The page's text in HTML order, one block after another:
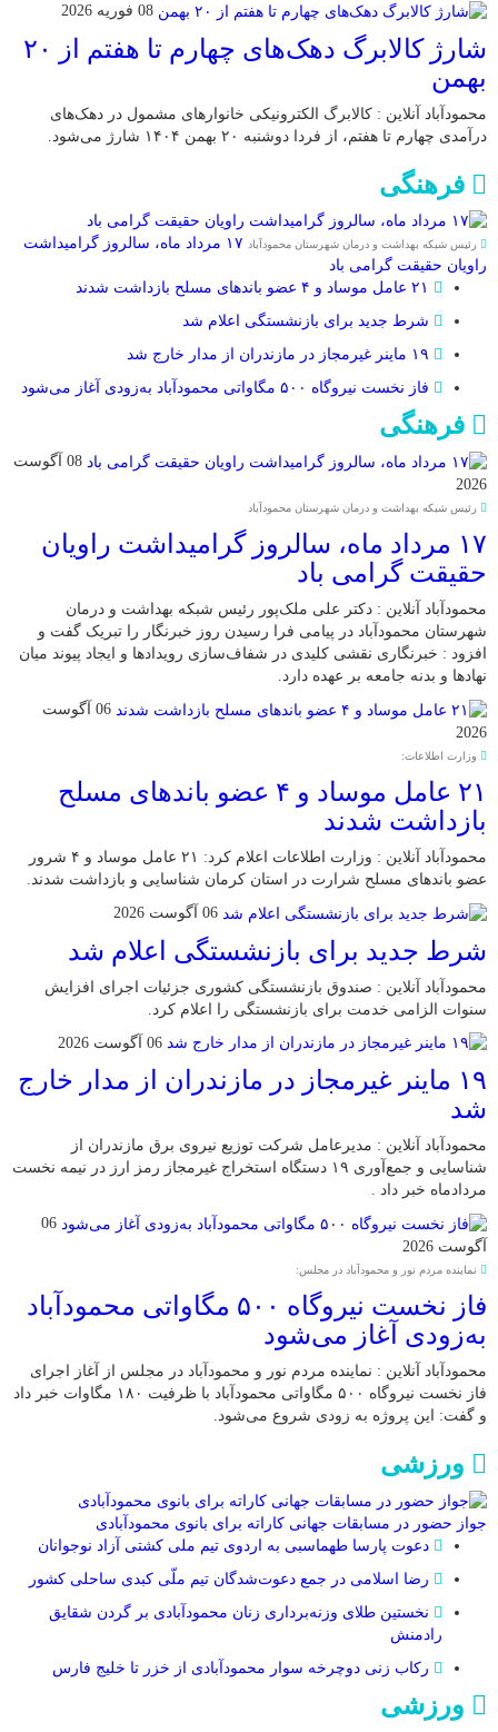
08 فوریه 2026
شارژ کالابرگ دهک‌های چهارم تا هفتم از ۲۰
بهمن
محمودآباد آنلاین : کالابرگ الکترونیکی خانوار‌های مشمول در دهک‌های
درآمدی چهارم تا هفتم، از فردا دوشنبه ۲۰ بهمن ۱۴۰۴ شارژ می‌شود.
فرهنگی
رئیس شبکه بهداشت و درمان شهرستان محمودآباد
۱۷ مرداد ماه، سالروز گرامیداشت
راویان حقیقت گرامی باد
شرط جدید برای بازنشستگی اعلام شد
فاز نخست نیروگاه ۵۰۰ مگاواتی محمودآباد به‌زودی آغاز می‌شود
فرهنگی
08 آگوست
2026
رئیس شبکه بهداشت و درمان شهرستان محمودآباد
۱۷ مرداد ماه، سالروز گرامیداشت راویان
حقیقت گرامی باد
محمودآباد آنلاین : دکتر علی ملک‌پور رئیس شبکه بهداشت و درمان
شهرستان محمودآباد در پیامی فرا رسیدن روز خبرنگار را تبریک گفت و
افزود : خبرنگاری نقشی کلیدی در شفاف‌سازی رویدادها و ایجاد پیوند میان
نهادها و بدنه جامعه بر عهده دارد.
06 آگوست
2026
وزارت اطلاعات:
۲۱ عامل موساد و ۴ عضو باند‌های مسلح
بازداشت شدند
محمودآباد آنلاین : وزارت اطلاعات اعلام کرد: ۲۱ عامل موساد و ۴ شرور
عضو باند‌های مسلح شرارت در استان کرمان شناسایی و بازداشت شدند.
06 آگوست 2026
شرط جدید برای بازنشستگی اعلام شد
محمودآباد آنلاین : صندوق بازنشستگی کشوری جزئیات اجرای افزایش
سنوات الزامی خدمت برای بازنشستگی را اعلام کرد.
06 آگوست 2026
۱۹ ماینر غیرمجاز در مازندران از مدار خارج
شد
محمودآباد آنلاین : مدیرعامل شرکت توزیع نیروی برق مازندران از
شناسایی و جمع‌آوری ۱۹ دستگاه استخراج غیرمجاز رمز ارز در نیمه نخست
مردادماه خبر داد .
06
آگوست 2026
نماینده مردم نور و محمودآباد در مجلس:
فاز نخست نیروگاه ۵۰۰ مگاواتی محمودآباد
به‌زودی آغاز می‌شود
محمودآباد آنلاین : نماینده مردم نور و محمودآباد در مجلس از آغاز اجرای
فاز نخست نیروگاه ۵۰۰ مگاواتی محمودآباد با ظرفیت ۱۸۰ مگاوات خبر داد
و گفت: این پروژه به زودی شروع می‌شود.
ورزشی
جواز حضور در مسابقات جهانی کاراته برای بانوی محمودآبادی
دعوت پارسا طهماسبی به اردوی تیم ملی کشتی آزاد نوجوانان
رضا اسلامی در جمع دعوت‌شدگان تیم ملّی کبدی ساحلی کشور
نخستین طلای وزنه‌برداری زنان محمودآبادی بر گردن شقایق
رادمنش
رکاب زنی دوچرخه سوار محمودآبادی از خزر تا خلیج فارس
ورزشی